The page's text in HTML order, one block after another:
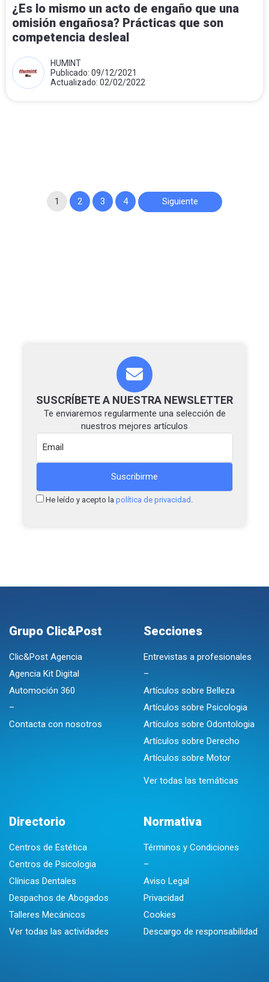
¿Es lo mismo un acto de engaño que una
omisión engañosa? Prácticas que son
competencia desleal
HUMINT
Publicado: 09/12/2021
Actualizado: 02/02/2022
Paginación
1 2 3 4 Siguiente
SUSCRÍBETE A NUESTRA NEWSLETTER
Te enviaremos regularmente una selección de
nuestros mejores artículos
He leído y acepto la política de privacidad
Grupo Clic&Post
Clic&Post Agencia
Agencia Kit Digital
Automoción 360
–
Contacta con nosotros
Secciones
Entrevistas a profesionales
–
Artículos sobre Belleza
Artículos sobre Psicologia
Artículos sobre Odontologia
Artículos sobre Derecho
Artículos sobre Motor
Ver todas las temáticas
Directorio
Centros de Estética
Centros de Psicologia
Clínicas Dentales
Despachos de Abogados
Talleres Mecánicos
Ver todas las actividades
Normativa
Términos y Condiciones
–
Aviso Legal
Privacidad
Cookies
Descargo de responsabilidad